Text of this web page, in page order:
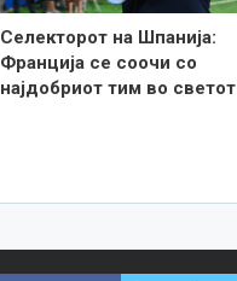
Селекторот на Шпанија:
Франција се соочи со
најдобриот тим во светот